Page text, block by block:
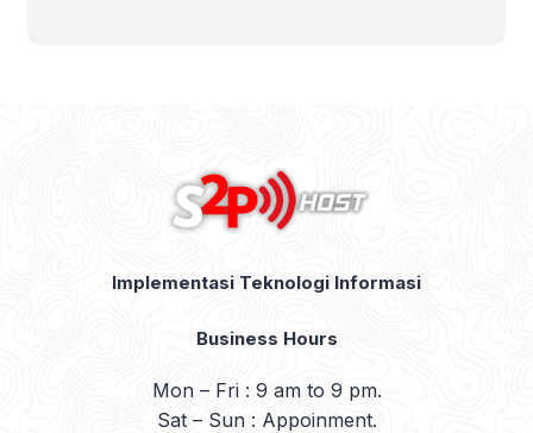
Implementasi Teknologi Informasi
Business Hours
Mon – Fri : 9 am to 9 pm.
Sat – Sun : Appoinment.